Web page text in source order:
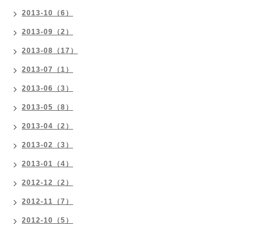
2013-10（6）
2013-09（2）
2013-08（17）
2013-07（1）
2013-06（3）
2013-05（8）
2013-04（2）
2013-02（3）
2013-01（4）
2012-12（2）
2012-11（7）
2012-10（5）